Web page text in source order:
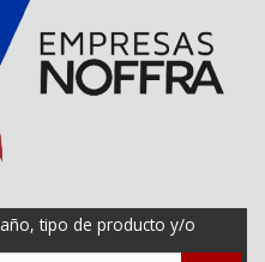
tipo de producto y/o